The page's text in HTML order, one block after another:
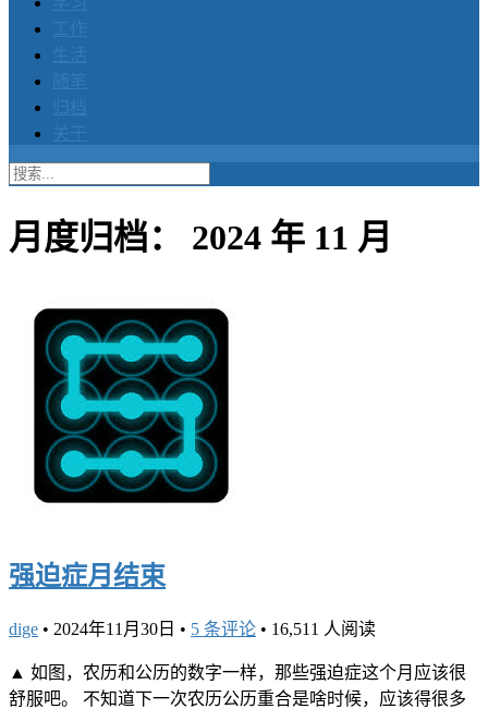
月度归档： 2024 年 11 月
强迫症月结束
dige • 2024年11月30日 • 5 条评论 • 16,511 人阅读
▲ 如图，农历和公历的数字一样，那些强迫症这个月应该很
舒服吧。 不知道下一次农历公历重合是啥时候，应该得很多